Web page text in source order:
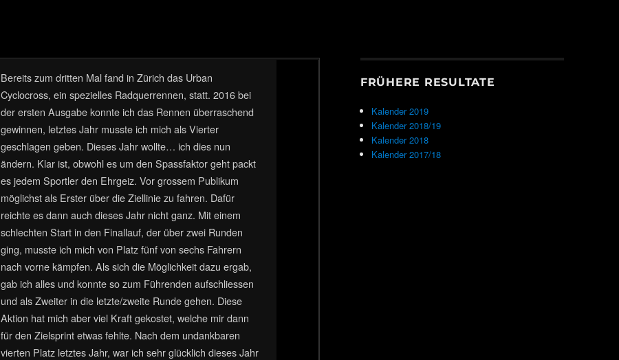
Bereits zum dritten Mal fand in Zürich das Urban
Cyclocross, ein spezielles Radquerrennen, statt. 2016 bei
der ersten Ausgabe konnte ich das Rennen überraschend
gewinnen, letztes Jahr musste ich mich als Vierter
geschlagen geben. Dieses Jahr wollte… ich dies nun
ändern. Klar ist, obwohl es um den Spassfaktor geht packt
es jedem Sportler den Ehrgeiz. Vor grossem Publikum
möglichst als Erster über die Ziellinie zu fahren. Dafür
reichte es dann auch dieses Jahr nicht ganz. Mit einem
schlechten Start in den Finallauf, der über zwei Runden
ging, musste ich mich von Platz fünf von sechs Fahrern
nach vorne kämpfen. Als sich die Möglichkeit dazu ergab,
gab ich alles und konnte so zum Führenden aufschliessen
und als Zweiter in die letzte/zweite Runde gehen. Diese
Aktion hat mich aber viel Kraft gekostet, welche mir dann
für den Zielsprint etwas fehlte. Nach dem undankbaren
vierten Platz letztes Jahr, war ich sehr glücklich dieses Jahr
FRÜHERE RESULTATE
Kalender 2019
Kalender 2018/19
Kalender 2018
Kalender 2017/18